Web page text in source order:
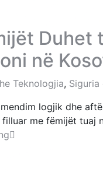
në
Teknologjia, Siguria
logjik dhe
me fëmijët tuaj